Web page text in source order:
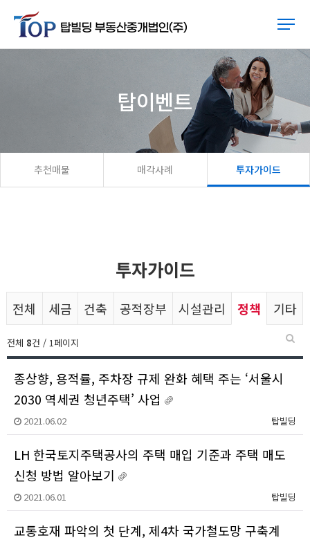
탑이벤트
추천매물 매각사례 투자가이드
투자가이드
전체 세금 건축 공적장부 시설관리 정책 기타
전체 8건 / 1페이지
종상향, 용적률, 주차장 규제 완화 혜택 주는 ‘서울시
2030 역세권 청년주택’ 사업
탑빌딩
2021.06.02
LH 한국토지주택공사의 주택 매입 기준과 주택 매도
신청 방법 알아보기
탑빌딩
2021.06.01
교통호재 파악의 첫 단계, 제4차 국가철도망 구축계